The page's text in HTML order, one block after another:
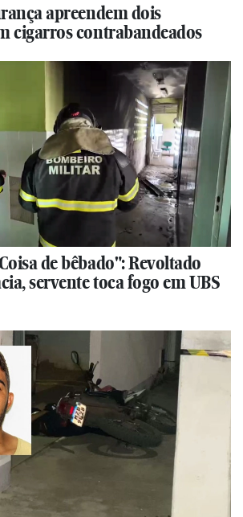
apreendem dois
cigarros contrabandeados
de bêbado": Revoltado
servente toca fogo em UBS